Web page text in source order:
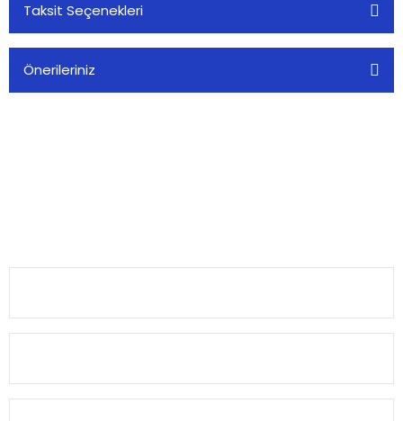
Taksit Seçenekleri
Önerileriniz